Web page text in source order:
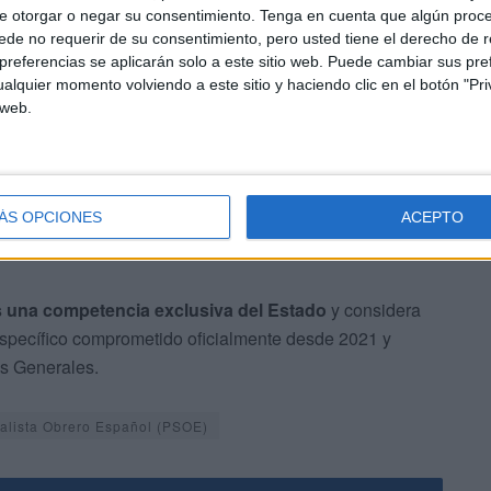
otorgar o negar su consentimiento. Tenga en cuenta que algún
no requerir de su consentimiento, pero usted tiene el derecho de
se aplicarán solo a este sitio web. Puede cambiar sus
momento volviendo a este sitio y haciendo clic en el botón
OPCIONES ACEPTO
que, a juicio de los populares, confirma laausencia de
realidad estratégica, fronteriza y de seguridad
una competencia exclusiva del Estado y considera
comprometido oficialmente desde 2021 y
Generales.
Obrero Español (PSOE)